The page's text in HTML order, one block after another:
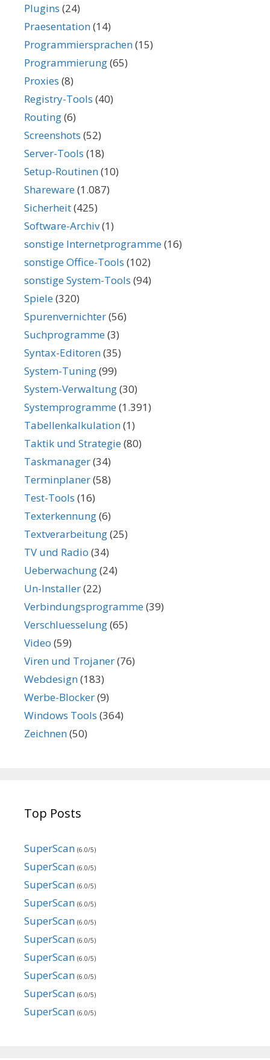
Plugins (24)
Praesentation(14)
Programmiersprachen(15)
Programmierung(65)
Proxies (8)
Registry-Tools (40)
Routing(6)
Screenshots (52)
Server-Tools (18)
Setup-Routinen(10)
Shareware(1.087)
Sicherheit(425)
Software-Archiv(1)
sonstige Internetprogramme(16)
sonstige Office-Tools (102)
sonstige System-Tools (94)
Spiele(320)
Spurenvernichter(56)
Suchprogramme(3)
Syntax-Editoren(35)
System-Tuning(99)
System-Verwaltung(30)
Systemprogramme(1.391)
Tabellenkalkulation(1)
Taktik und Strategie(80)
Taskmanager(34)
Terminplaner(58)
Test-Tools (16)
Texterkennung(6)
Textverarbeitung(25)
TV und Radio (34)
Ueberwachung(24)
Un-Installer(22)
Verbindungsprogramme(39)
Verschluesselung(65)
Video (59)
Viren und Trojaner(76)
Webdesign(183)
Werbe-Blocker(9)
Windows Tools (364)
Zeichnen(50)
Top Posts
SuperScan (6.0/5)
SuperScan (6.0/5)
SuperScan (6.0/5)
SuperScan (6.0/5)
SuperScan (6.0/5)
SuperScan (6.0/5)
SuperScan (6.0/5)
SuperScan (6.0/5)
SuperScan (6.0/5)
SuperScan (6.0/5)